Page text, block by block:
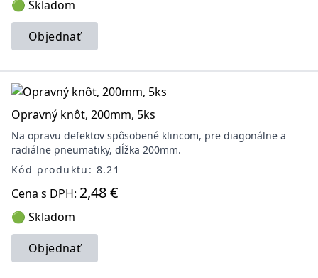
🟢 Skladom
Objednať
Opravný knôt, 200mm, 5ks
Na opravu defektov spôsobené klincom, pre diagonálne a
radiálne pneumatiky, dĺžka 200mm.
Kód produktu: 8.21
Cena s DPH: 2,48 €
🟢 Skladom
Objednať